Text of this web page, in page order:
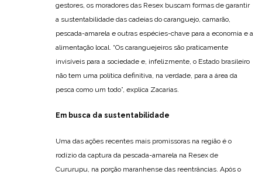
gestores, os moradores das Resex buscam formas de garantir
a sustentabilidade das cadeias do caranguejo, camarão,
pescada-amarela e outras espécies-chave para a economia e a
alimentação local. “Os caranguejeiros são praticamente
invisíveis para a sociedade e, infelizmente, o Estado brasileiro
não tem uma política definitiva, na verdade, para a área da
pesca como um todo”, explica Zacarias.
Em busca da sustentabilidade
Uma das ações recentes mais promissoras na região é o
rodízio da captura da pescada-amarela na Resex de
Cururupu, na porção maranhense das reentrâncias. Após o